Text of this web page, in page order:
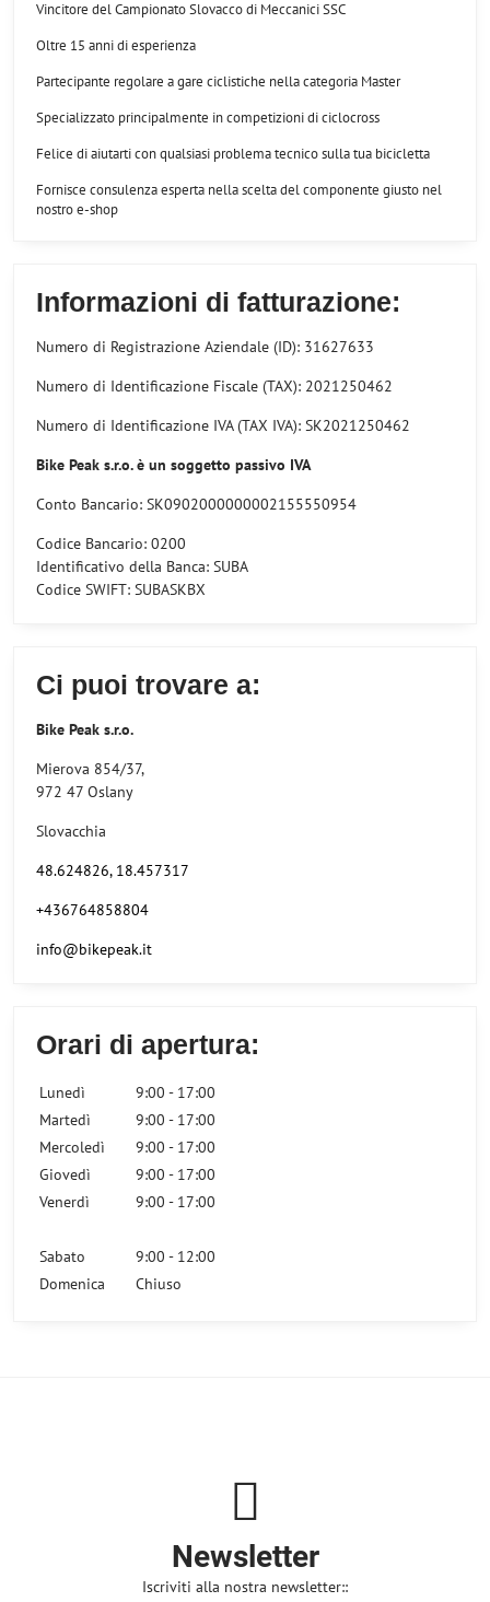
Vincitore del Campionato Slovacco di Meccanici SSC
Oltre 15 anni di esperienza
Partecipante regolare a gare ciclistiche nella categoria Master
Specializzato principalmente in competizioni di ciclocross
Felice di aiutarti con qualsiasi problema tecnico sulla tua bicicletta
Fornisce consulenza esperta nella scelta del componente giusto nel
nostro e-shop
Informazioni di fatturazione:
Numero di Registrazione Aziendale (ID): 31627633
Numero di Identificazione Fiscale (TAX): 2021250462
Numero di Identificazione IVA (TAX IVA): SK2021250462
Bike Peak s.r.o. è un soggetto passivo IVA
Conto Bancario: SK0902000000002155550954
Codice Bancario: 0200
Identificativo della Banca: SUBA
Codice SWIFT: SUBASKBX
Ci puoi trovare a:
Bike Peak s.r.o.
Mierova 854/37,
972 47 Oslany
Slovacchia
48.624826, 18.457317
+436764858804
info@bikepeak.it
Orari di apertura:
Lunedì
9:00 - 17:00
Martedì
9:00 - 17:00
Mercoledì
9:00 - 17:00
Giovedì
9:00 - 17:00
Venerdì
9:00 - 17:00
Sabato
9:00 - 12:00
Domenica
Chiuso
Newsletter
Iscriviti alla nostra newsletter::